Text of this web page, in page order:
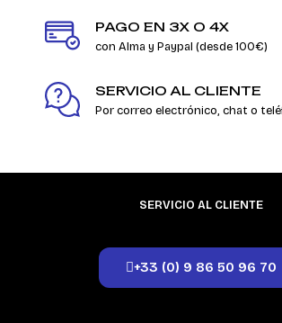
PAGO EN 3X O 4X
con Alma y Paypal (desde 100€)
SERVICIO AL CLIENTE
Por correo electrónico, chat o
SERVICIO AL CLIENTE
+33 (0) 9 86 50 96 70